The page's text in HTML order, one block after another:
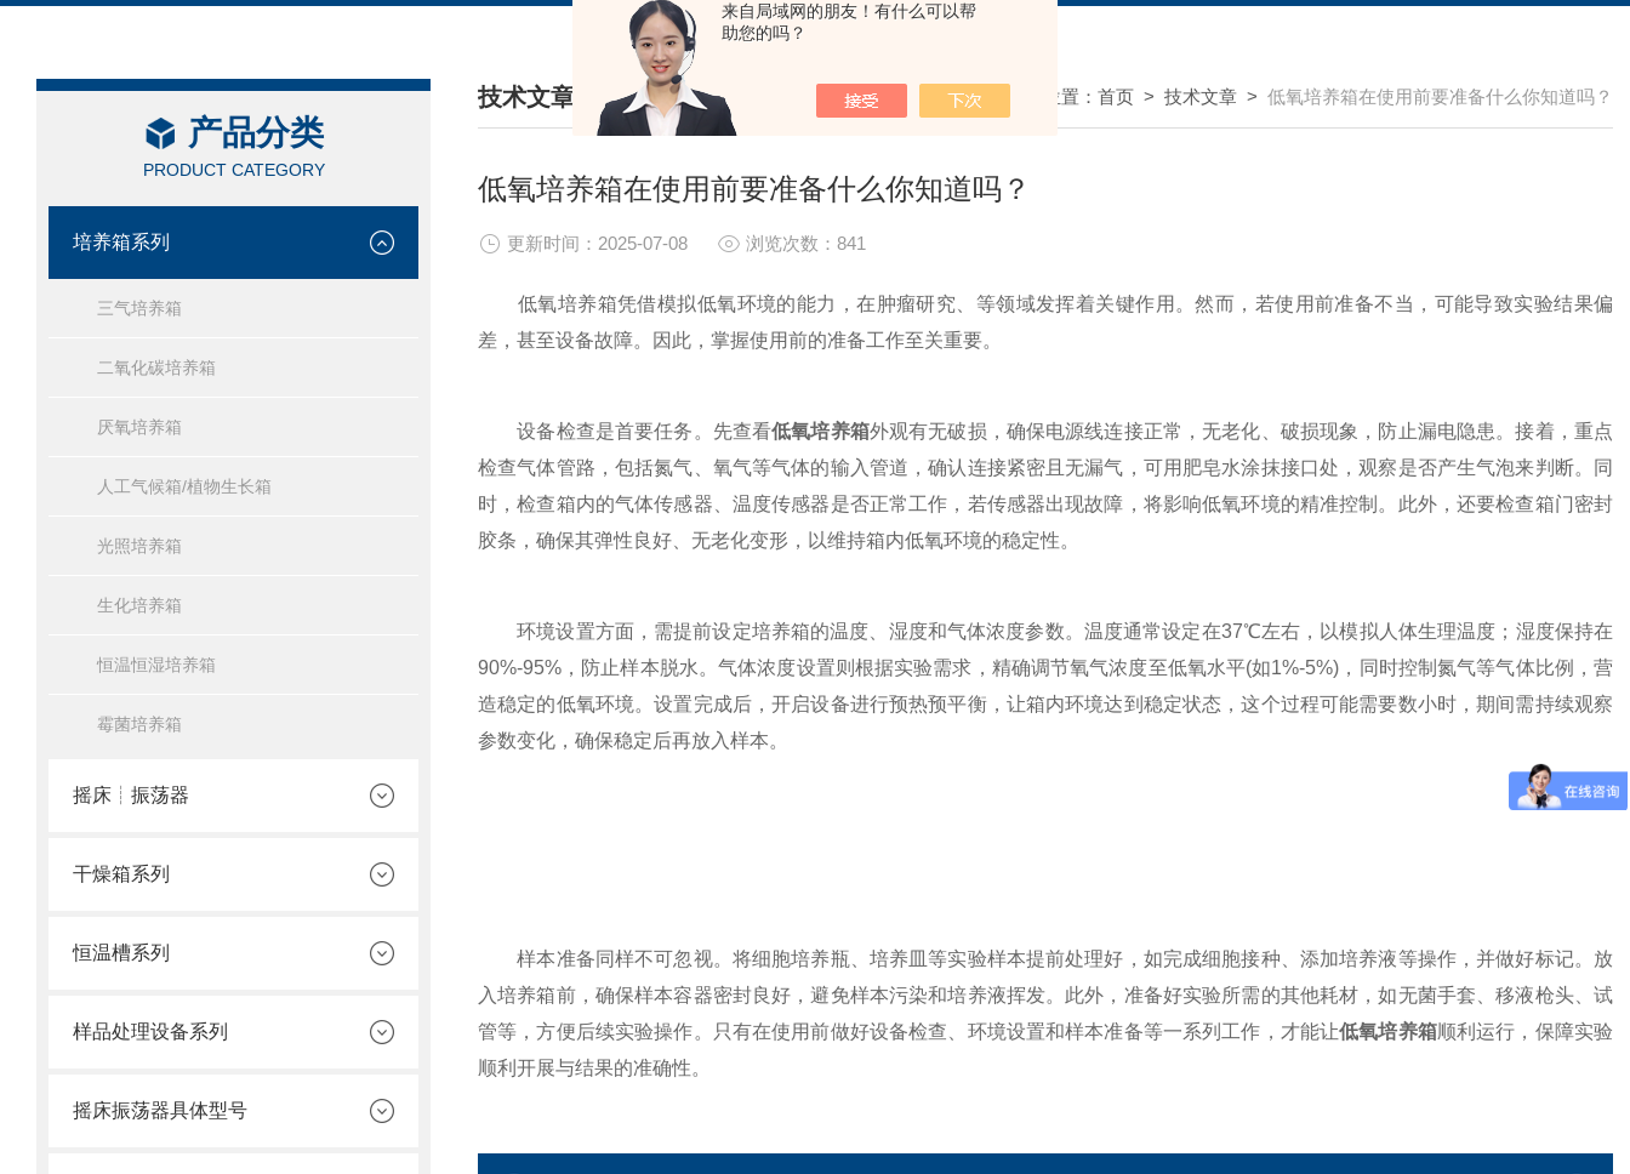
来自局域网的朋友！有什么可以帮
助您的吗？
产品分类
PRODUCT CATEGORY
培养箱系列
三气培养箱
二氧化碳培养箱
厌氧培养箱
人工气候箱/植物生长箱
光照培养箱
生化培养箱
恒温恒湿培养箱
霉菌培养箱
摇床┊振荡器
干燥箱系列
恒温槽系列
样品处理设备系列
摇床振荡器具体型号
技术文章
/ TECHNICAL ARTICLES
我的位置： 首页 > 技术文章 > 低氧培养箱在使用前要准备什么你知道吗？
低氧培养箱在使用前要准备什么你知道吗？
更新时间：2025-07-08 浏览次数：841
低氧培养箱凭借模拟低氧环境的能力，在肿瘤研究、等领域发挥着关键作用。然而，若使用前准备不当，可能导致实验结果偏
差，甚至设备故障。因此，掌握使用前的准备工作至关重要。​
设备检查是首要任务。先查看低氧培养箱外观有无破损，确保电源线连接正常，无老化、破损现象，防止漏电隐患。接着，重点
检查气体管路，包括氮气、氧气等气体的输入管道，确认连接紧密且无漏气，可用肥皂水涂抹接口处，观察是否产生气泡来判断。同
时，检查箱内的气体传感器、温度传感器是否正常工作，若传感器出现故障，将影响低氧环境的精准控制。此外，还要检查箱门密封
胶条，确保其弹性良好、无老化变形，以维持箱内低氧环境的稳定性。​
环境设置方面，需提前设定培养箱的温度、湿度和气体浓度参数。温度通常设定在37℃左右，以模拟人体生理温度；湿度保持在
90%-95%，防止样本脱水。气体浓度设置则根据实验需求，精确调节氧气浓度至低氧水平(如1%-5%)，同时控制氮气等气体比例，营
造稳定的低氧环境。设置完成后，开启设备进行预热预平衡，让箱内环境达到稳定状态，这个过程可能需要数小时，期间需持续观察
参数变化，确保稳定后再放入样本。​
样本准备同样不可忽视。将细胞培养瓶、培养皿等实验样本提前处理好，如完成细胞接种、添加培养液等操作，并做好标记。放
入培养箱前，确保样本容器密封良好，避免样本污染和培养液挥发。此外，准备好实验所需的其他耗材，如无菌手套、移液枪头、试
管等，方便后续实验操作。只有在使用前做好设备检查、环境设置和样本准备等一系列工作，才能让低氧培养箱顺利运行，保障实验
顺利开展与结果的准确性。